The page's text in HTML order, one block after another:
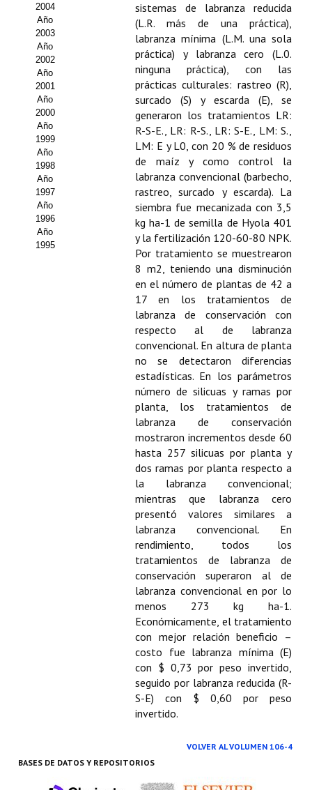
2004
Año
2003
Año
2002
Año
2001
Año
2000
Año
1999
Año
1998
Año
1997
Año
1996
Año
1995
sistemas de labranza reducida
(L.R. más de una práctica),
labranza mínima (L.M. una sola
práctica) y labranza cero (L.0.
ninguna práctica), con las
prácticas culturales: rastreo (R),
surcado (S) y escarda (E), se
generaron los tratamientos LR:
R-S-E., LR: R-S., LR: S-E., LM: S.,
LM: E y L0, con 20 % de residuos
de maíz y como control la
labranza convencional (barbecho,
rastreo, surcado y escarda). La
siembra fue mecanizada con 3,5
kg ha-1 de semilla de Hyola 401
y la fertilización 120-60-80 NPK.
Por tratamiento se muestrearon
8 m2, teniendo una disminución
en el número de plantas de 42 a
17 en los tratamientos de
labranza de conservación con
respecto al de labranza
convencional. En altura de planta
no se detectaron diferencias
estadísticas. En los parámetros
número de silicuas y ramas por
planta, los tratamientos de
labranza de conservación
mostraron incrementos desde 60
hasta 257 silicuas por planta y
dos ramas por planta respecto a
la labranza convencional;
mientras que labranza cero
presentó valores similares a
labranza convencional. En
rendimiento, todos los
tratamientos de labranza de
conservación superaron al de
labranza convencional en por lo
menos 273 kg ha-1.
Económicamente, el tratamiento
con mejor relación beneficio –
costo fue labranza mínima (E)
con $ 0,73 por peso invertido,
seguido por labranza reducida (R-
S-E) con $ 0,60 por peso
invertido.
VOLVER AL VOLUMEN 106-4
BASES DE DATOS Y REPOSITORIOS